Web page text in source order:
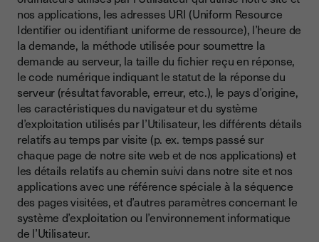
nos applications, les adresses URI (Uniform Resource
Identifier ou identifiant uniforme de ressource), l’heure de
la demande, la méthode utilisée pour soumettre la
demande au serveur, la taille du fichier reçu en réponse,
le code numérique indiquant le statut de la réponse du
serveur (résultat favorable, erreur, etc.), le pays d’origine,
les caractéristiques du navigateur et du système
d’exploitation utilisés par l’Utilisateur, les différents détails
relatifs au temps par visite (p. ex. temps passé sur
chaque page de notre site web et de nos applications) et
les détails relatifs au chemin suivi dans notre site et nos
applications avec une référence spéciale à la séquence
des pages visitées, et d’autres paramètres concernant le
système d’exploitation ou l’environnement informatique
de l’Utilisateur.